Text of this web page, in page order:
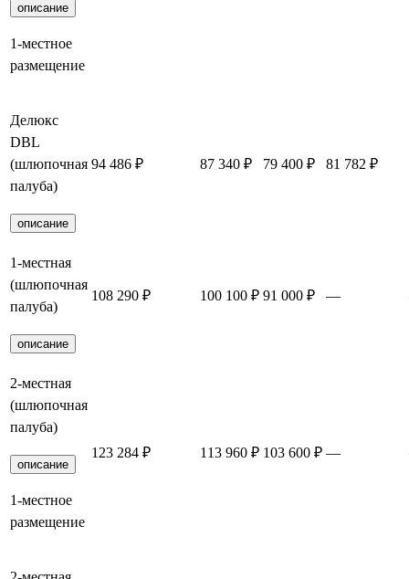
описание
1-местное
размещение
Делюкс
DBL
(шлюпочная
палуба)
описание
94 486 ₽ 87 340 ₽ 79 400 ₽ 81 782 ₽
1-местная
(шлюпочная
палуба)
описание
108 290 ₽ 100 100 ₽ 91 000 ₽ —
2-местная
(шлюпочная
палуба)
описание
1-местное
размещение
123 284 ₽ 113 960 ₽ 103 600 ₽ —